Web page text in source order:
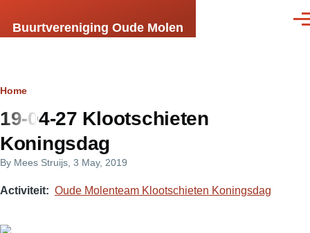
Buurtvereniging Oude Molen
Breadcrumb
Home
19-04-27 Klootschieten
Koningsdag
By Mees Struijs , 3 May, 2019
Activiteit Oude Molenteam Klootschieten Koningsdag